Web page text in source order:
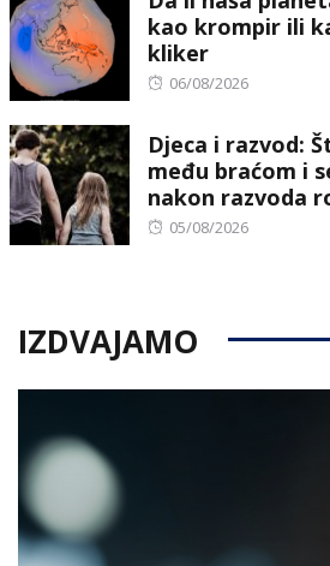
kao krompir ili
kliker
Posted
06/08/2026
Djeca i razvod:
među braćom i
nakon razvoda
Posted
05/08/2026
IZDVAJAMO